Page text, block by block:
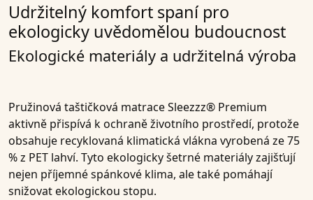
Udržitelný komfort spaní pro
ekologicky uvědomělou budoucnost
Ekologické materiály a udržitelná výroba
Pružinová taštičková matrace Sleezzz® Premium
aktivně přispívá k ochraně životního prostředí, protože
obsahuje recyklovaná klimatická vlákna vyrobená ze 75
% z PET lahví. Tyto ekologicky šetrné materiály zajišťují
nejen příjemné spánkové klima, ale také pomáhají
snižovat ekologickou stopu.